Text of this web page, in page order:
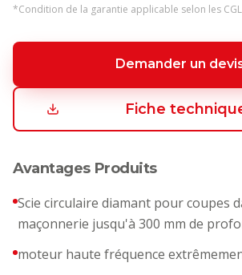
*Condition de la garantie applicable selon les
Demander un
Fiche
Avantages Produits
Scie circulaire diamant pour coupes
maçonnerie jusqu'à 300 mm de
moteur haute fréquence